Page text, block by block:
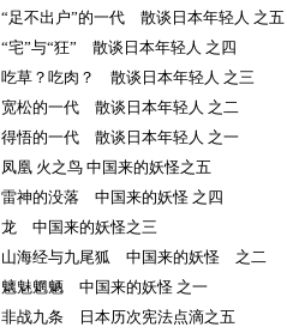
“足不出户”的一代 散谈日本年轻人 之五
“宅”与“狂” 散谈日本年轻人 之四
吃草？吃肉？ 散谈日本年轻人 之三
宽松的一代 散谈日本年轻人 之二
得悟的一代 散谈日本年轻人 之一
凤凰 火之鸟 中国来的妖怪之五
雷神的没落 中国来的妖怪 之四
龙 中国来的妖怪之三
山海经与九尾狐 中国来的妖怪 之二
魑魅魍魉 中国来的妖怪 之一
非战九条 日本历次宪法点滴之五